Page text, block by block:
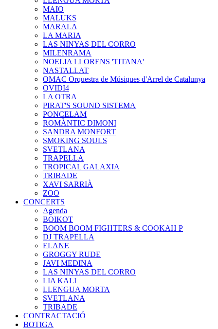
MAIO
MALUKS
MARALA
LA MARIA
LAS NINYAS DEL CORRO
MILENRAMA
NOELIA LLORENS 'TITANA'
NASTALLAT
OMAC Orquestra de Músiques d'Arrel de Catalunya
OVIDI4
LA OTRA
PIRAT'S SOUND SISTEMA
PONCELAM
ROMÀNTIC DIMONI
SANDRA MONFORT
SMOKING SOULS
SVETLANA
TRAPELLA
TROPICAL GALAXIA
TRIBADE
XAVI SARRIÀ
ZOO
CONCERTS
Agenda
BOIKOT
BOOM BOOM FIGHTERS & COOKAH P
DJ TRAPELLA
ELANE
GROGGY RUDE
JAVI MEDINA
LAS NINYAS DEL CORRO
LIA KALI
LLENGUA MORTA
SVETLANA
TRIBADE
CONTRACTACIÓ
BOTIGA